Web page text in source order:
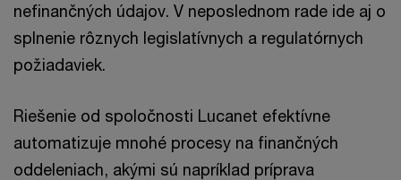
nefinančných údajov. V neposlednom rade ide aj o
splnenie rôznych legislatívnych a regulatórnych
požiadaviek.
Riešenie od spoločnosti Lucanet efektívne
automatizuje mnohé procesy na finančných
oddeleniach, akými sú napríklad príprava